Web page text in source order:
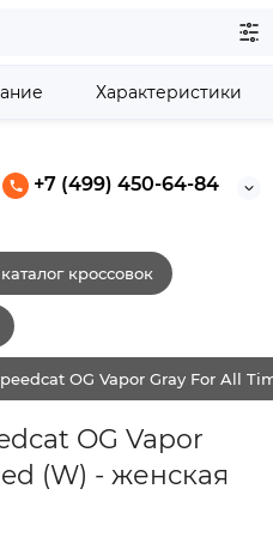
+7 (499) 450-64-84
кроссовок
OG Vapor Gray For All
OG Vapor
(W) - женская
Характеристики